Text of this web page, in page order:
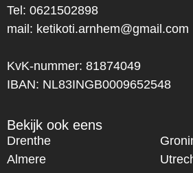
Tel: 0621502898
mail: ketikoti.arnhem@gmail.com
KvK-nummer: 81874049
IBAN: NL83INGB0009652548
Bekijk ook eens
Drenthe
Almere